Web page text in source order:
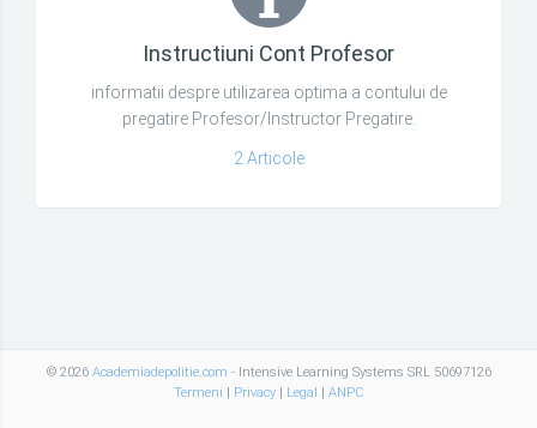
Instructiuni Cont Profesor
informatii despre utilizarea optima a contului de
pregatire Profesor/Instructor Pregatire.
2 Articole
© 2026 Academiadepolitie.com - Intensive Learning Systems SRL 50697126
Termeni | Privacy| Legal | ANPC